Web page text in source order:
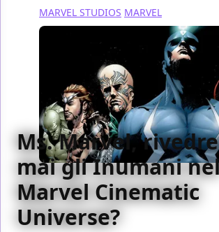
MARVEL STUDIOS MARVEL
Ms. Marvel,
mai gli Inumani
Marvel Cinematic
Universe?